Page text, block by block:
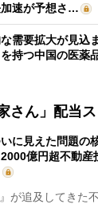
速が予想さ…
需要拡大が見込
持つ中国の医薬
さん」配当
いに見えた問題の
億円超不動産
が追及してきた